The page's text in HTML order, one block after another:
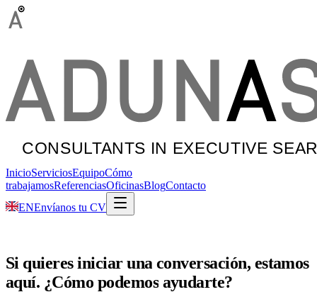
InicioServiciosEquipoCómo
trabajamosReferenciasOficinasBlogContacto
ENEnvíanos tu CV
Si quieres iniciar una conversación, estamos
aquí. ¿Cómo podemos ayudarte?